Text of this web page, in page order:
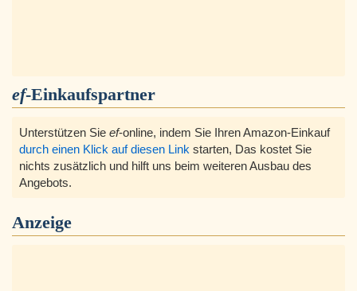
ef-Einkaufspartner
Unterstützen Sie ef-online, indem Sie Ihren Amazon-Einkauf
durch einen Klick auf diesen Link starten, Das kostet Sie
nichts zusätzlich und hilft uns beim weiteren Ausbau des
Angebots.
Anzeige